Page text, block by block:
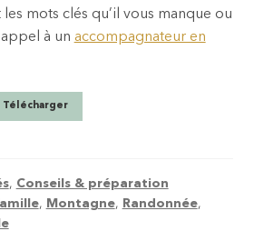
les mots clés qu’il vous manque ou
appel à un accompagnateur en
Télécharger
, Conseils & préparation
, Montagne, Randonnée,